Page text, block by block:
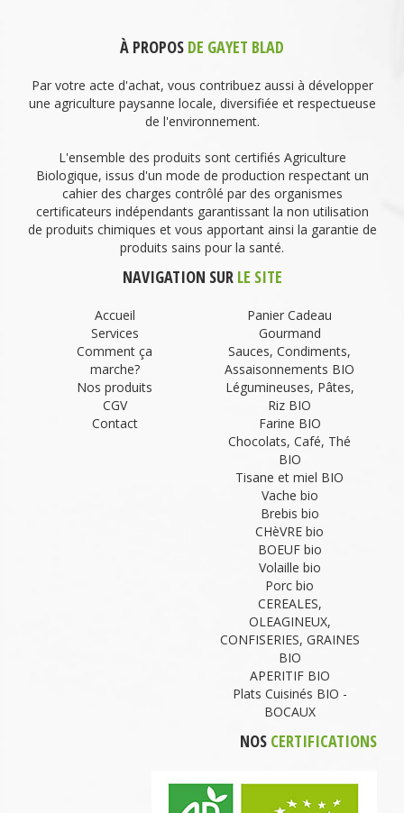
À PROPOS DE GAYET BLAD
Par votre acte d'achat, vous contribuez aussi à développer
une agriculture paysanne locale, diversifiée et respectueuse
de l'environnement.
L'ensemble des produits sont certifiés Agriculture
Biologique, issus d'un mode de production respectant un
cahier des charges contrôlé par des organismes
certificateurs indépendants garantissant la non utilisation
de produits chimiques et vous apportant ainsi la garantie de
produits sains pour la santé.
NAVIGATION SUR LE SITE
Accueil
Services
Comment ça
marche?
Nos produits
CGV
Contact
Panier Cadeau
Gourmand
Sauces, Condiments,
Assaisonnements BIO
Légumineuses, Pâtes,
Riz BIO
Farine BIO
Chocolats, Café, Thé
BIO
Tisane et miel BIO
Vache bio
Brebis bio
CHèVRE bio
BOEUF bio
Volaille bio
Porc bio
CEREALES,
OLEAGINEUX,
CONFISERIES, GRAINES
BIO
APERITIF BIO
Plats Cuisinés BIO -
BOCAUX
NOS CERTIFICATIONS